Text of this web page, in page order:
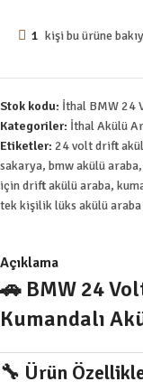
1 kişi bu ürüne
Stok kodu: İthal BMW 24
Kategoriler: İthal Akülü
Etiketler: 24 volt drift
sakarya, bmw akülü araba,
için drift akülü araba,
tek kişilik lüks akülü araba
Açıklama
🚗 BMW 24
Kumandalı
🔧 Ürün